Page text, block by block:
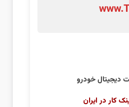
دیجیتال خودرو
کار در ایران